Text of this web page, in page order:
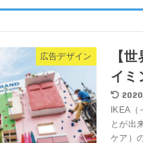
広告デザイン
【
イミ
IKEA
とが出
ケア）